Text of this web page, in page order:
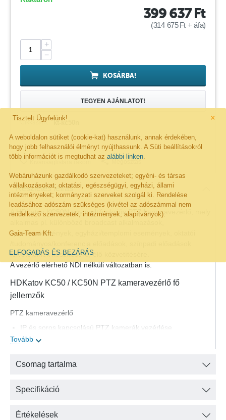
×
Tisztelt Ügyfelünk!
A weboldalon sütiket (cookie-kat) használunk, annak érdekében,
hogy jobb felhasználói élményt nyújthassunk. A Süti beállításokról
több információt is megtudhat az alábbi linken.
Webáruházunk gazdálkodó szervezeteket; egyéni- és társas
vállalkozásokat; oktatási, egészségügyi, egyházi, állami
intézményeket; kormányzati szerveket szolgál ki. Rendelése
leadásához adószám szükséges (kivétel az adószámmal nem
rendelkező szervezetek, intézmények, alapítványok).
Gaia-Team Kft.
ELFOGADÁS ÉS BEZÁRÁS
399 637Ft
(314 675Ft + áfa)
+
−
KOSÁRBA!
TEGYEN AJÁNLATOT!
Cikkszám: kt-kc50n
Kivánságlistára rakom
Részletes leírás
A HDKatov KC50N egy multifunkciós PTZ kameravezérlő, mely
sportrendezvények, egyházi/templomi események, oktatói
felvételeinek készítésére, élő közvetítésére.
A vezérlő elérhető NDI nélküli változatban is.
HDKatov KC50 / KC50N PTZ kameravezérlő fő
jellemzők
PTZ kameravezérlő
IP és soros kapcsolású PTZ kamerák vezérlése
255 Preset tárolása
A felhasználói felület támogatja a funkciók és paraméterek
háttérrendszeren keresztül, valamint az eszközök
Interfész
Tovább
Csomag tartalma
Specifikáció
Értékelések